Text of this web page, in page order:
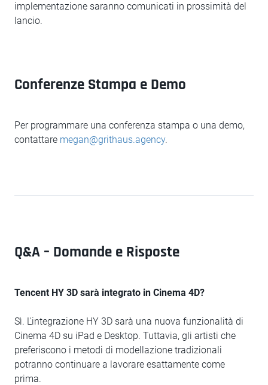
implementazione saranno comunicati in prossimità del
lancio.
Conferenze Stampa e Demo
Per programmare una conferenza stampa o una demo,
contattare megan@grithaus.agency.
Q&A – Domande e Risposte
Tencent HY 3D sarà integrato in Cinema 4D?
Sì. L'integrazione HY 3D sarà una nuova funzionalità di
Cinema 4D su iPad e Desktop. Tuttavia, gli artisti che
preferiscono i metodi di modellazione tradizionali
potranno continuare a lavorare esattamente come
prima.